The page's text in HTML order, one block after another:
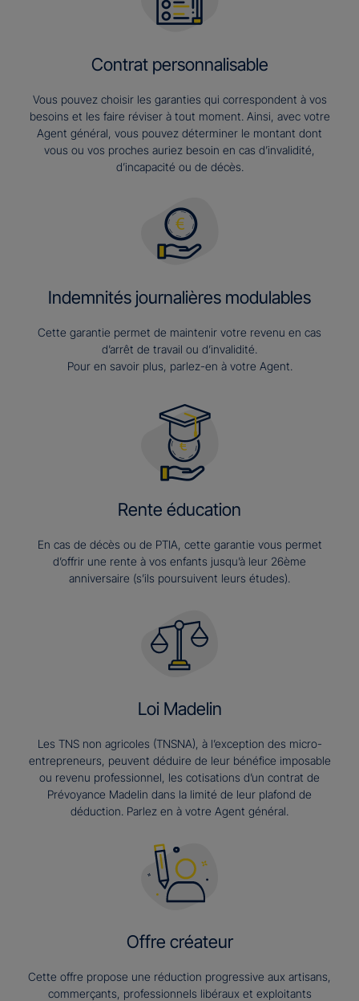
Contrat personnalisable
Vous pouvez choisir les garanties qui correspondent à vos
besoins et les faire réviser à tout moment. Ainsi, avec votre
Agent général, vous pouvez déterminer le montant dont
vous ou vos proches auriez besoin en cas d’invalidité,
d’incapacité ou de décès.
Indemnités journalières modulables
Cette garantie permet de maintenir votre revenu en cas
d’arrêt de travail ou d’invalidité.
Pour en savoir plus, parlez-en à votre Agent.
Rente éducation
En cas de décès ou de PTIA, cette garantie vous permet
d’offrir une rente à vos enfants jusqu’à leur 26ème
anniversaire (s’ils poursuivent leurs études).​
Loi Madelin
Les TNS non agricoles (TNSNA), à l’exception des micro-
entrepreneurs, peuvent déduire de leur bénéfice imposable
ou revenu professionnel, les cotisations d’un contrat de
Prévoyance Madelin dans la limité de leur plafond de
déduction. Parlez en à votre Agent général.
Offre créateur
Cette offre propose une réduction progressive aux artisans,
commerçants, professionnels libéraux et exploitants